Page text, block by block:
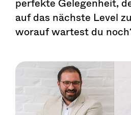
auf das nächste Level
worauf wartest du